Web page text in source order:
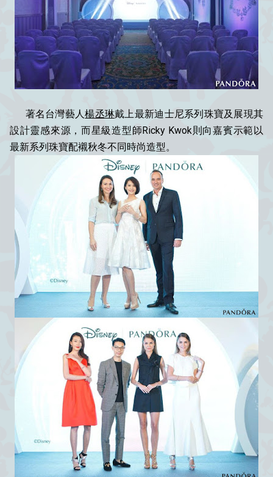
著名台灣藝人楊丞琳戴上最新迪士尼系列珠寶及展現其
設計靈感來源，而星級造型師Ricky Kwok則向嘉賓示範以
最新系列珠寶配襯秋冬不同時尚造型。